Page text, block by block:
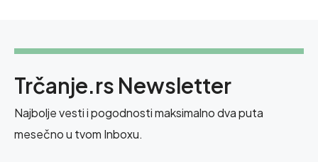
Trčanje.rs Newsletter
Najbolje vesti i pogodnosti maksimalno dva puta
mesečno u tvom Inboxu.